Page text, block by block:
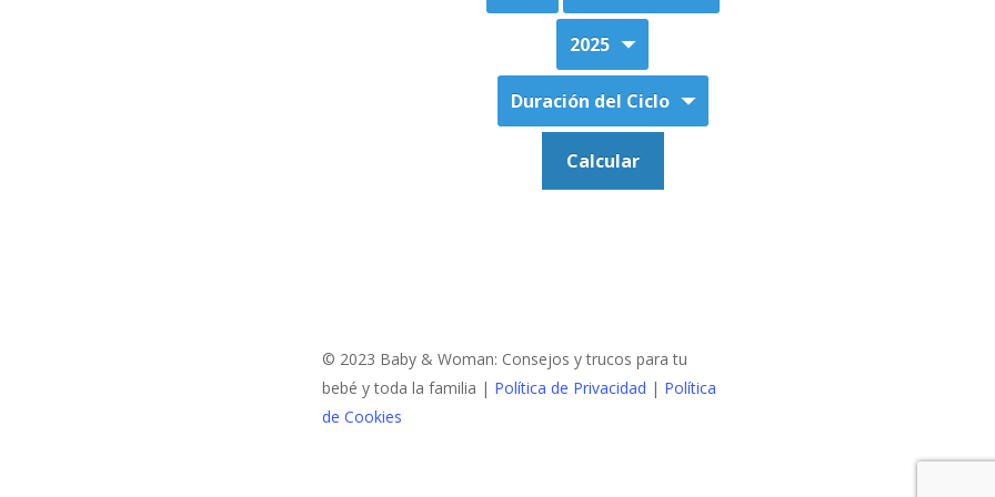
© 2023 Baby & Woman: Consejos y trucos para tu
bebé y toda la familia | Política de Privacidad | Política
de Cookies